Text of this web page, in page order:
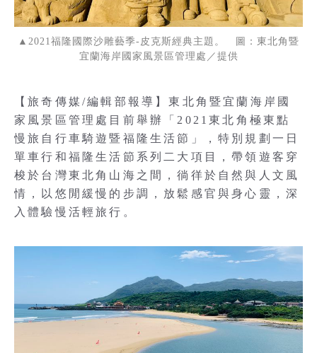
▲2021福隆國際沙雕藝季-皮克斯經典主題。 圖：東北角暨
宜蘭海岸國家風景區管理處／提供
【旅奇傳媒/編輯部報導】東北角暨宜蘭海岸國
家風景區管理處目前舉辦「2021東北角極東點
慢旅自行車騎遊暨福隆生活節」，特別規劃一日
單車行和福隆生活節系列二大項目，帶領遊客穿
梭於台灣東北角山海之間，徜徉於自然與人文風
情，以悠閒緩慢的步調，放鬆感官與身心靈，深
入體驗慢活輕旅行。